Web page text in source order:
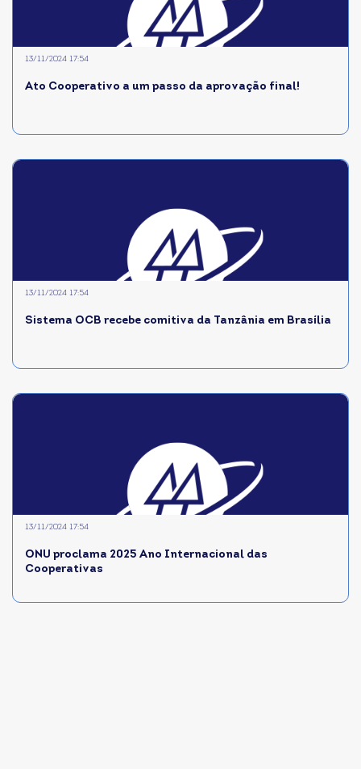
Ato Cooperativo a um passo da aprovação final!
13/11/2024 17:54
Sistema OCB recebe comitiva da Tanzânia em Brasília
13/11/2024 17:54
ONU proclama 2025 Ano Internacional das
Cooperativas
13/11/2024 17:54